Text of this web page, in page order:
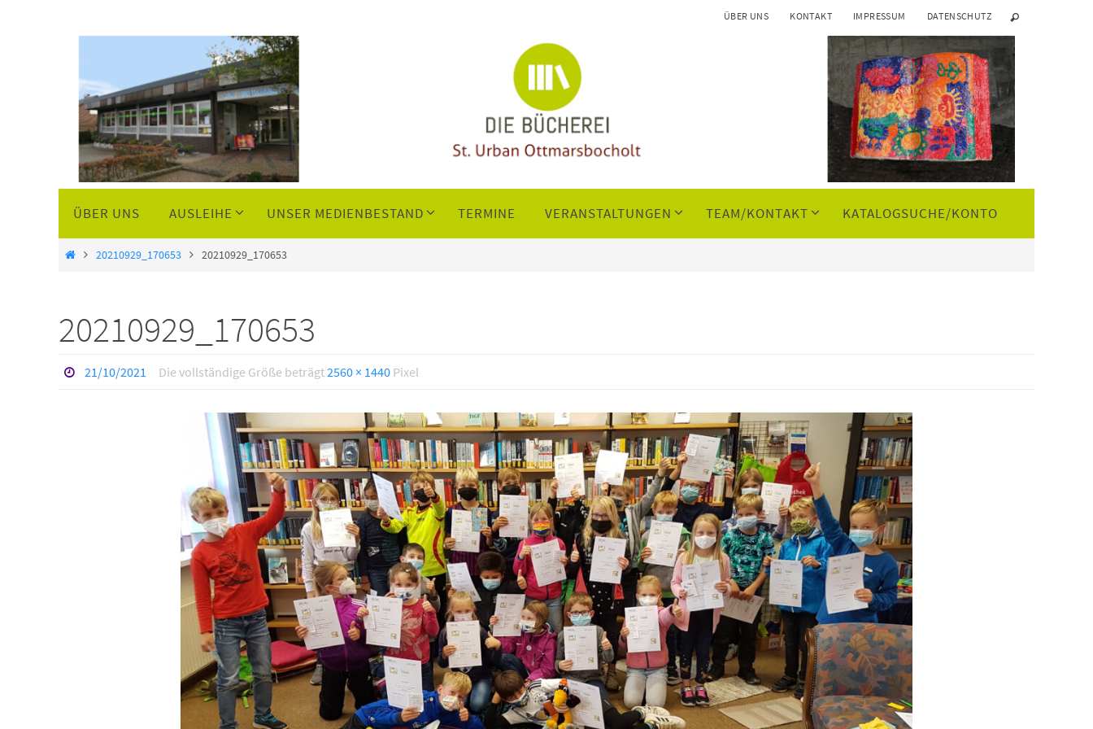
ÜBER UNS KONTAKT IMPRESSUM DATENSCHUTZ
Inhalt
springen
ÜBER UNS AUSLEIHE UNSER MEDIENBESTAND TERMINE VERANSTALTUNGEN TEAM/KONTAKT KATALOGSUCHE/KONTO
Start20210929_170653 20210929_170653
20210929_170653
21/10/2021 Die vollständige Größe beträgt2560 × 1440Pixel